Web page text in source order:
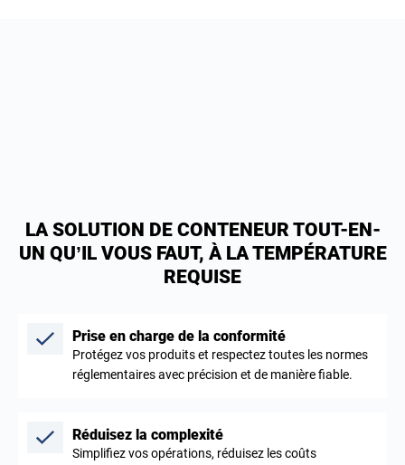
LA SOLUTION DE CONTENEUR TOUT-EN-
UN QU’IL VOUS FAUT, À LA TEMPÉRATURE
REQUISE
Prise en charge de la conformité
Protégez vos produits et respectez toutes les normes
réglementaires avec précision et de manière fiable.
Réduisez la complexité
Simplifiez vos opérations, réduisez les coûts